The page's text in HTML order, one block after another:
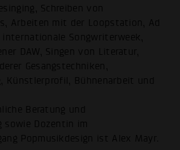
Schreiben von
Arbeiten mit der Loopstation, Ad
Songwriterweek,
DAW, Singen von Literatur,
Gesangstechniken,
Künstlerprofil, Bühnenarbeit und
Beratung und
sowie Dozentin im
Popmusikdesign ist Alex Mayr.